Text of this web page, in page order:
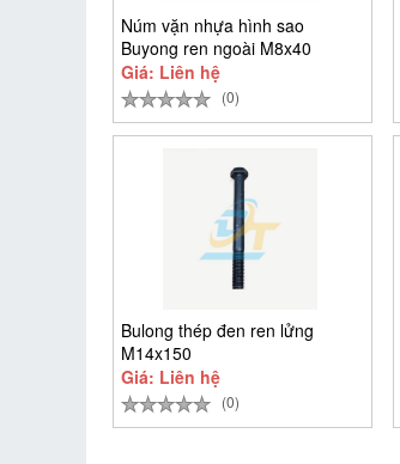
Núm vặn nhựa hình sao
Buyong ren ngoài M8x40
Giá: Liên hệ
(0)
Bulong thép đen ren lửng
M14x150
Giá: Liên hệ
(0)